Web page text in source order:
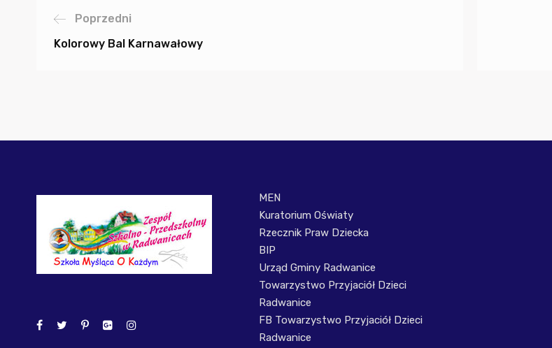
Poprzedni
Kolorowy Bal Karnawałowy
MEN
Kuratorium Oświaty
Rzecznik Praw Dziecka
BIP
Urząd Gminy Radwanice
Towarzystwo Przyjaciół Dzieci
Radwanice
FB Towarzystwo Przyjaciół Dzieci
Radwanice